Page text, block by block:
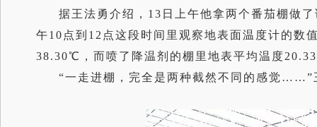
据王法勇介绍，13日上午他拿两个番茄棚做
午10点到12点这段时间里观察地表面温度计的数
38.30℃，而喷了降温剂的棚里地表平均温度
“一走进棚，完全是两种截然不同的感觉……”